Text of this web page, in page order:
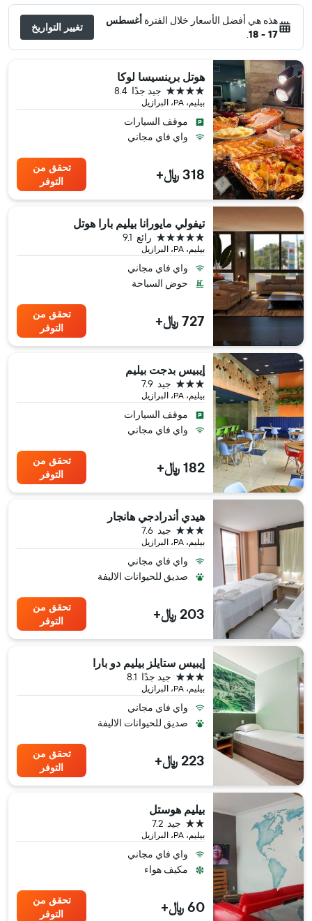
هذه هي أفضل الأسعار خلال الفترة أغسطس
17 - 18
تغيير التواريخ
هوتل برينسيسا لوكا
بيليم، PA، البرازيل
8.4 جيد جدًا 4 نجوم
موقف السيارات
واي فاي مجاني
318 ﷼+
تحقق من
التوفر
تيفولي مايورانا بيليم بارا هوتل
بيليم، PA، البرازيل
9.1 رائع 5 نجوم
واي فاي مجاني
حوض السباحة
727 ﷼+
تحقق من
التوفر
إيبيس بدجت بيليم
بيليم، PA، البرازيل
7.9 جيد 3 نجوم
موقف السيارات
واي فاي مجاني
182 ﷼+
تحقق من
التوفر
هيدي أندرادجي هانجار
بيليم، PA، البرازيل
7.6 جيد 3 نجوم
واي فاي مجاني
صديق للحيوانات الاليفة
203 ﷼+
تحقق من
التوفر
إيبيس ستايلز بيليم دو بارا
بيليم، PA، البرازيل
8.1 جيد جدًا 3 نجوم
واي فاي مجاني
صديق للحيوانات الاليفة
223 ﷼+
تحقق من
التوفر
بيليم هوستل
بيليم، PA، البرازيل
7.2 جيد 2 نجمتين
واي فاي مجاني
مكيف هواء
60 ﷼+
تحقق من
التوفر